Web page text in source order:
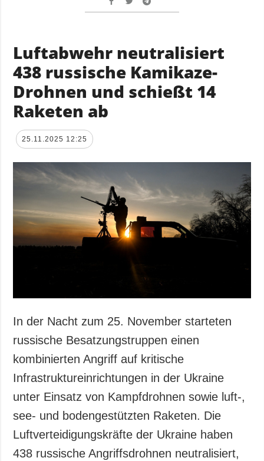
Luftabwehr neutralisiert
438 russische Kamikaze-
Drohnen und schießt 14
Raketen ab
25.11.2025 12:25
In der Nacht zum 25. November starteten
russische Besatzungstruppen einen
kombinierten Angriff auf kritische
Infrastruktureinrichtungen in der Ukraine
unter Einsatz von Kampfdrohnen sowie luft-,
see- und bodengestützten Raketen. Die
Luftverteidigungskräfte der Ukraine haben
438 russische Angriffsdrohnen neutralisiert,